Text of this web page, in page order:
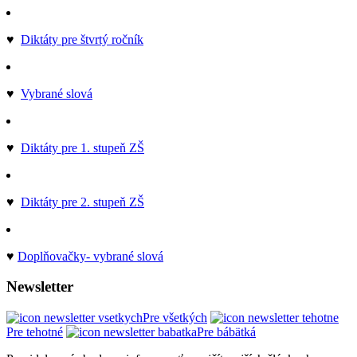
♥ Diktáty pre štvrtý ročník
♥ Vybrané slová
♥ Diktáty pre 1. stupeň ZŠ
♥ Diktáty pre 2. stupeň ZŠ
♥ Doplňovačky- vybrané slová
Newsletter
Pre všetkých
Pre tehotné
Pre bábätká